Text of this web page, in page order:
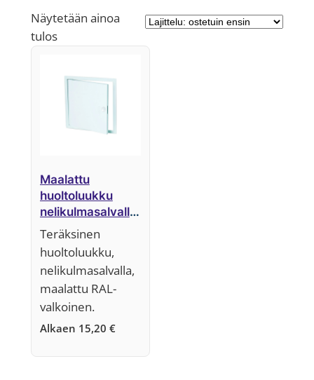
Näytetään ainoa
tulos
Maalattu
huoltoluukku
nelikulmasalvalla,
järjestelmä B1
Teräksinen
huoltoluukku,
nelikulmasalvalla,
maalattu RAL-
valkoinen.
Alkaen 15,20 €